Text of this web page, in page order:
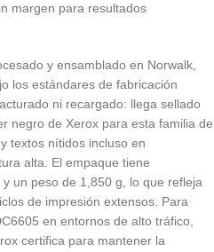
margen para resultados
y ensamblado en Norwalk,
los estándares de fabricación
ni recargado: llega sellado
negro de Xerox para esta familia de
textos nítidos incluso en
alta. El empaque tiene
un peso de 1,850 g, lo que refleja
de impresión extensos. Para
en entornos de alto tráfico,
certifica para mantener la